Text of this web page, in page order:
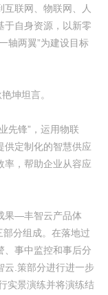
联网、物联网、人
于自身资源，以新零
轴两翼”为建设目标
坤坦言。
先锋”，运用物联
供定制化的智慧供应
率，帮助企业从容应
果—丰智云产品体
分组成。在落地过
、事中监控和事后分
云.策部分进行进一步
实景演练并将演练结